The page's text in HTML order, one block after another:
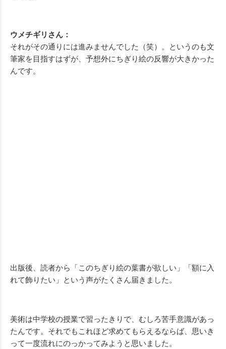
ウメチギリさん：
それがその通りには進みませんでした（笑）。というのも文
筆家を目指すはずが、予想外にちぎり絵の反響が大きかった
んです。
出版後、読者から「このちぎり絵の葉書が欲しい」「額に入
れて飾りたい」という声がたくさん届きました。
美術は中学校の授業で習ったきりで、むしろ苦手意識があっ
たんです。それでもこれほど求めてもらえるならば、思いき
って一度流れにのっかってみようと思いました。